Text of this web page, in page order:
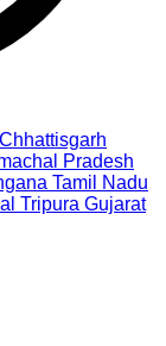
Chhattisgarh
Pradesh
Tamil Nadu
Tripura Gujarat